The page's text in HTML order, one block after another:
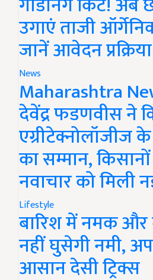
उगाएं ताजी
जानें आवेदन
News
Maharashtra
देवेंद्र फडणवीस ने
एग्रीटेक्नोलॉजीज
का सम्मान,
नवाचार को मिली
Lifestyle
बारिश में नमक और
नहीं घुसेगी नमी,
आसान देसी ट्रिक्स